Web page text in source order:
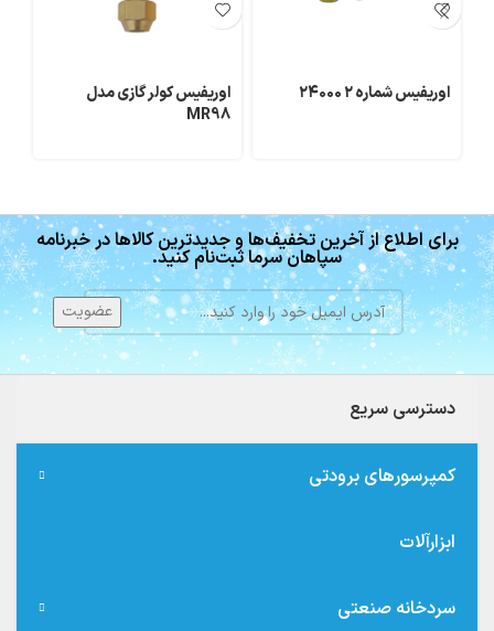
اوریفیس شماره ۲ ۲۴۰۰۰
اوریفیس کولر گازی مدل
MR98
برای اطلاع از آخرین تخفیف‌ها و جدیدترین کالاها در خبرنامه
سپاهان سرما ثبت‌نام کنید.
دسترسی سریع
کمپرسورهای برودتی
ابزارآلات
سردخانه صنعتی